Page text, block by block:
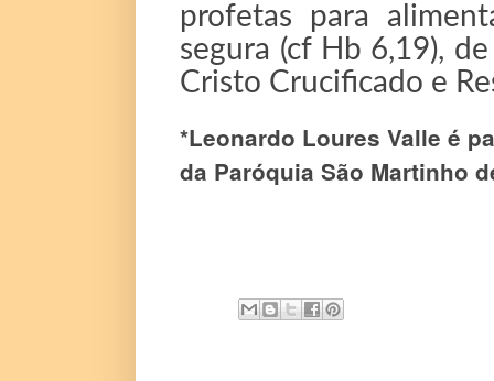
profetas para
segura (cf Hb 6,19),
Cristo Crucificado e
*Leonardo Loures Valle é
da Paróquia São Martinho